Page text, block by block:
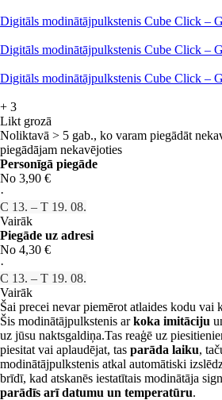
Digitāls modinātājpulkstenis Cube Click –
Digitāls modinātājpulkstenis Cube Click –
Digitāls modinātājpulkstenis Cube Click –
+ 3
Likt grozā
Noliktavā > 5 gab., ko varam piegādāt
piegādājam nekavējoties
Personīgā piegāde
No 3,90 €
·
C 13. – T 19. 08.
Vairāk
Piegāde uz adresi
No 4,30 €
·
C 13. – T 19. 08.
Vairāk
Šai precei nevar piemērot atlaides kodu vai
Šis modinātājpulkstenis arkoka imitāciju
uz jūsu naktsgaldiņa.Tas reaģē uz
piesitat vai aplaudējat, tas parāda laiku,
modinātājpulkstenis atkal automātiski
brīdī, kad atskanēs iestatītais modinātāja
parādīs arī datumu un temperatūru.